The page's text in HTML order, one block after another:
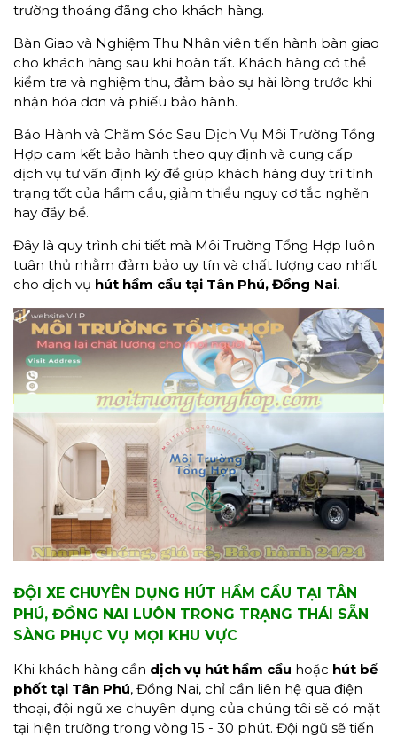
trường thoáng đãng cho khách hàng.
Bàn Giao và Nghiệm Thu Nhân viên tiến hành bàn giao
cho khách hàng sau khi hoàn tất. Khách hàng có thể
kiểm tra và nghiệm thu, đảm bảo sự hài lòng trước khi
nhận hóa đơn và phiếu bảo hành.
Bảo Hành và Chăm Sóc Sau Dịch Vụ Môi Trường Tổng
Hợp cam kết bảo hành theo quy định và cung cấp
dịch vụ tư vấn định kỳ để giúp khách hàng duy trì tình
trạng tốt của hầm cầu, giảm thiểu nguy cơ tắc nghẽn
hay đầy bể.
Đây là quy trình chi tiết mà Môi Trường Tổng Hợp luôn
tuân thủ nhằm đảm bảo uy tín và chất lượng cao nhất
cho dịch vụ hút hầm cầu tại Tân Phú, Đồng Nai.
ĐỘI XE CHUYÊN DỤNG HÚT HẦM CẦU TẠI TÂN
PHÚ, ĐỒNG NAI LUÔN TRONG TRẠNG THÁI SẴN
SÀNG PHỤC VỤ MỌI KHU VỰC
Khi khách hàng cần dịch vụ hút hầm cầu hoặc hút bể
phốt tại Tân Phú, Đồng Nai, chỉ cần liên hệ qua điện
thoại, đội ngũ xe chuyên dụng của chúng tôi sẽ có mặt
tại hiện trường trong vòng 15 - 30 phút. Đội ngũ sẽ tiến